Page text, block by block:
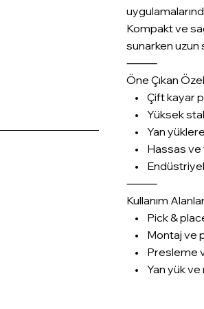
Kompakt ve
sunarken
⸻
Öne Çıkan
• Çift kayar
• Yüksek
• Yan yüklere
• Hassas ve
•
⸻
Kullanım
• Pick &
• Montaj ve
• Presleme
• Yan yük ve